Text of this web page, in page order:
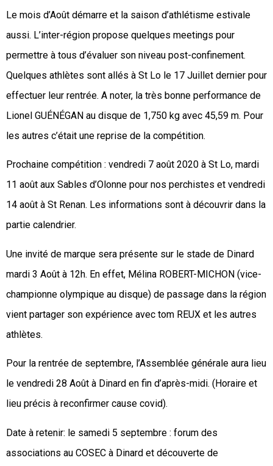
Le mois d’Août démarre et la saison d’athlétisme estivale
aussi. L’inter-région propose quelques meetings pour
permettre à tous d’évaluer son niveau post-confinement.
Quelques athlètes sont allés à St Lo le 17 Juillet dernier pour
effectuer leur rentrée. A noter, la très bonne performance de
Lionel GUÉNÉGAN au disque de 1,750 kg avec 45,59 m. Pour
les autres c’était une reprise de la compétition.
Prochaine compétition : vendredi 7 août 2020 à St Lo, mardi
11 août aux Sables d’Olonne pour nos perchistes et vendredi
14 août à St Renan. Les informations sont à découvrir dans la
partie calendrier.
Une invité de marque sera présente sur le stade de Dinard
mardi 3 Août à 12h. En effet, Mélina ROBERT-MICHON (vice-
championne olympique au disque) de passage dans la région
vient partager son expérience avec tom REUX et les autres
athlètes.
Pour la rentrée de septembre, l’Assemblée générale aura lieu
le vendredi 28 Août à Dinard en fin d’après-midi. (Horaire et
lieu précis à reconfirmer cause covid).
Date à retenir: le samedi 5 septembre : forum des
associations au COSEC à Dinard et découverte de